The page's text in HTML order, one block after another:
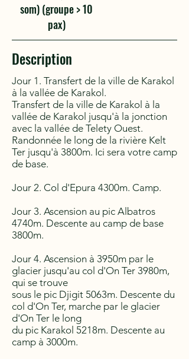
som) (groupe > 10
pax)
Description
Jour 1. Transfert de la ville de Karakol
à la vallée de Karakol.
Transfert de la ville de Karakol à la
vallée de Karakol jusqu'à la jonction
avec la vallée de Telety Ouest.
Randonnée le long de la rivière Kelt
Ter jusqu'à 3800m. Ici sera votre camp
de base.
Jour 2. Col d'Epura 4300m. Camp.
Jour 3. Ascension au pic Albatros
4740m. Descente au camp de base
3800m.
Jour 4. Ascension à 3950m par le
glacier jusqu'au col d'On Ter 3980m,
qui se trouve
sous le pic Djigit 5063m. Descente du
col d'On Ter, marche par le glacier
d'On Ter le long
du pic Karakol 5218m. Descente au
camp à 3000m.